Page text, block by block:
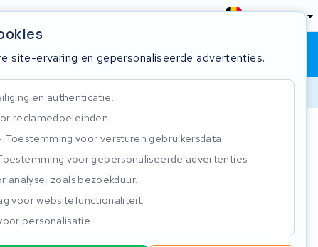
België
Winkelwagen Inloggen
site-ervaring en gepersonaliseerde advertenties.
en authenticatie.
reclamedoeleinden.
Toestemming voor versturen gebruikersdata.
voor gepersonaliseerde advertenties.
analyse, zoals bezoekduur.
voor websitefunctionaliteit.
personalisatie.
Nieuwe Accu Refurbished Accu